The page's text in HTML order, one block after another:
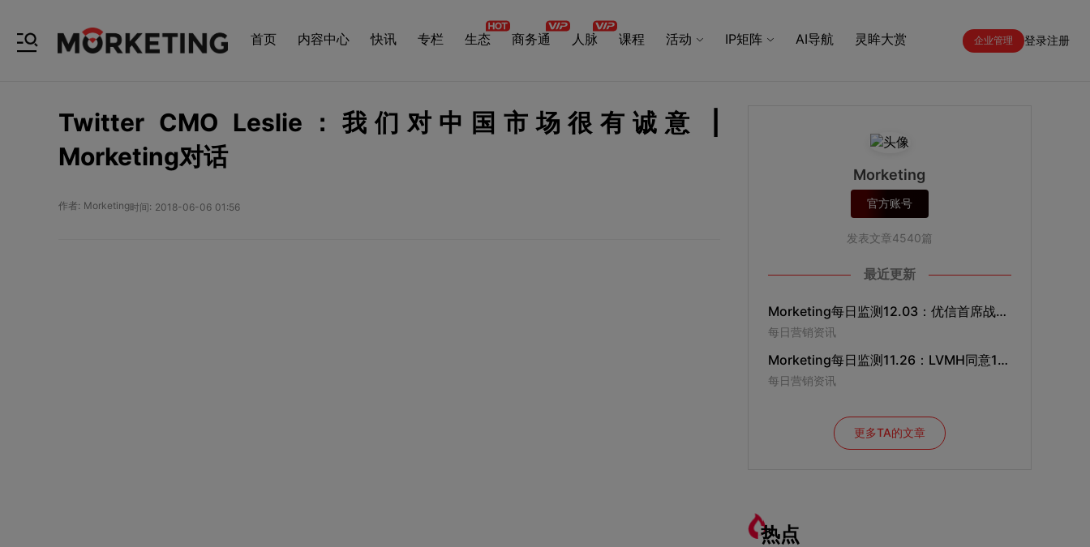
首页 内容中心 快讯 专栏 生态 商务通 人脉 课程 活动 IP矩阵 AI导航 灵眸大赏 企业管理 登录注册
Twitter CMO Leslie：我们对中国市场很有诚意 |
Morketing对话
作者: Morketing时间: 2018-06-06 01:56
Morketing
官方账号
发表文章4540篇
最近更新
Morketing每日监测12.03：优信首席战略官井文兵辞职；小米12月9日进入日本市场； “360推广”升级为“360智慧商业”；现代汽车成立北京创新中心
每日营销资讯
Morketing每日监测11.26：LVMH同意162亿美元现金收购蒂芙尼；滴滴快车加装车载屏幕，强化广告分发能力；亚马逊将在拼多多开设店铺；萧敬腾代言气象局
每日营销资讯
更多TA的文章
热点